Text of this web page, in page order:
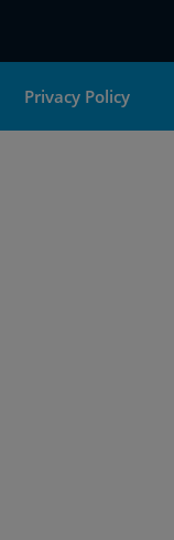
Privacy Policy